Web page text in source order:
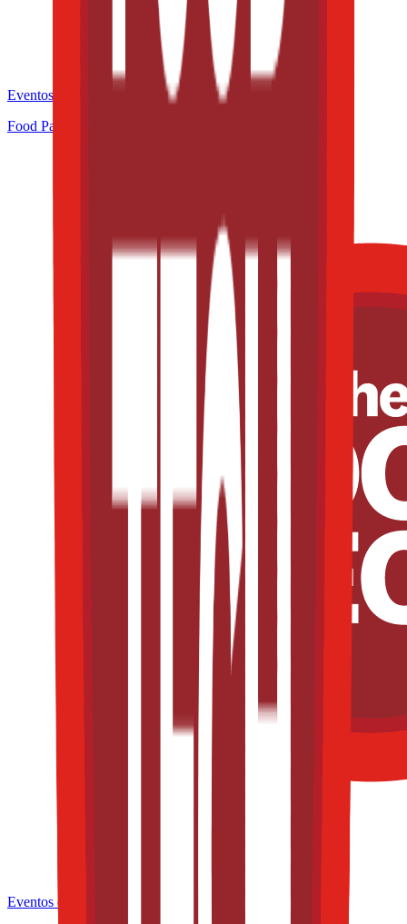
Eventos de la industria pasados
Food Pack & Process Congress 2025
Eventos de la industria pasados